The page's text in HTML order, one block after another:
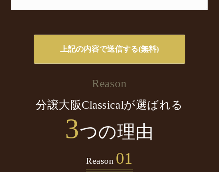
Reason
分譲大阪Classicalが選ばれる
3つの理由
Reason 01